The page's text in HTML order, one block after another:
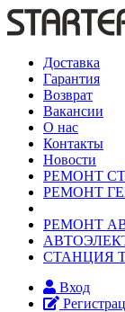
Доставка
Гарантия
Возврат
Вакансии
О нас
Контакты
Новости
РЕМОНТ
РЕМОНТ
РЕМОНТ
СТАНЦИЯ
Вход